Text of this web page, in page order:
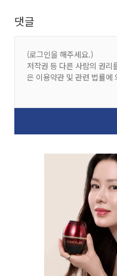
댓글